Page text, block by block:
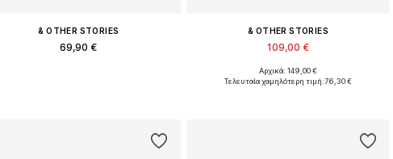
& OTHER STORIES
69,90 €
& OTHER STORIES
109,00 €
Διαθέσιμα μεγέθη: One Size
Αρχικά: 149,00 €
Τελευταία χαμηλότερη τιμή:76,30 €